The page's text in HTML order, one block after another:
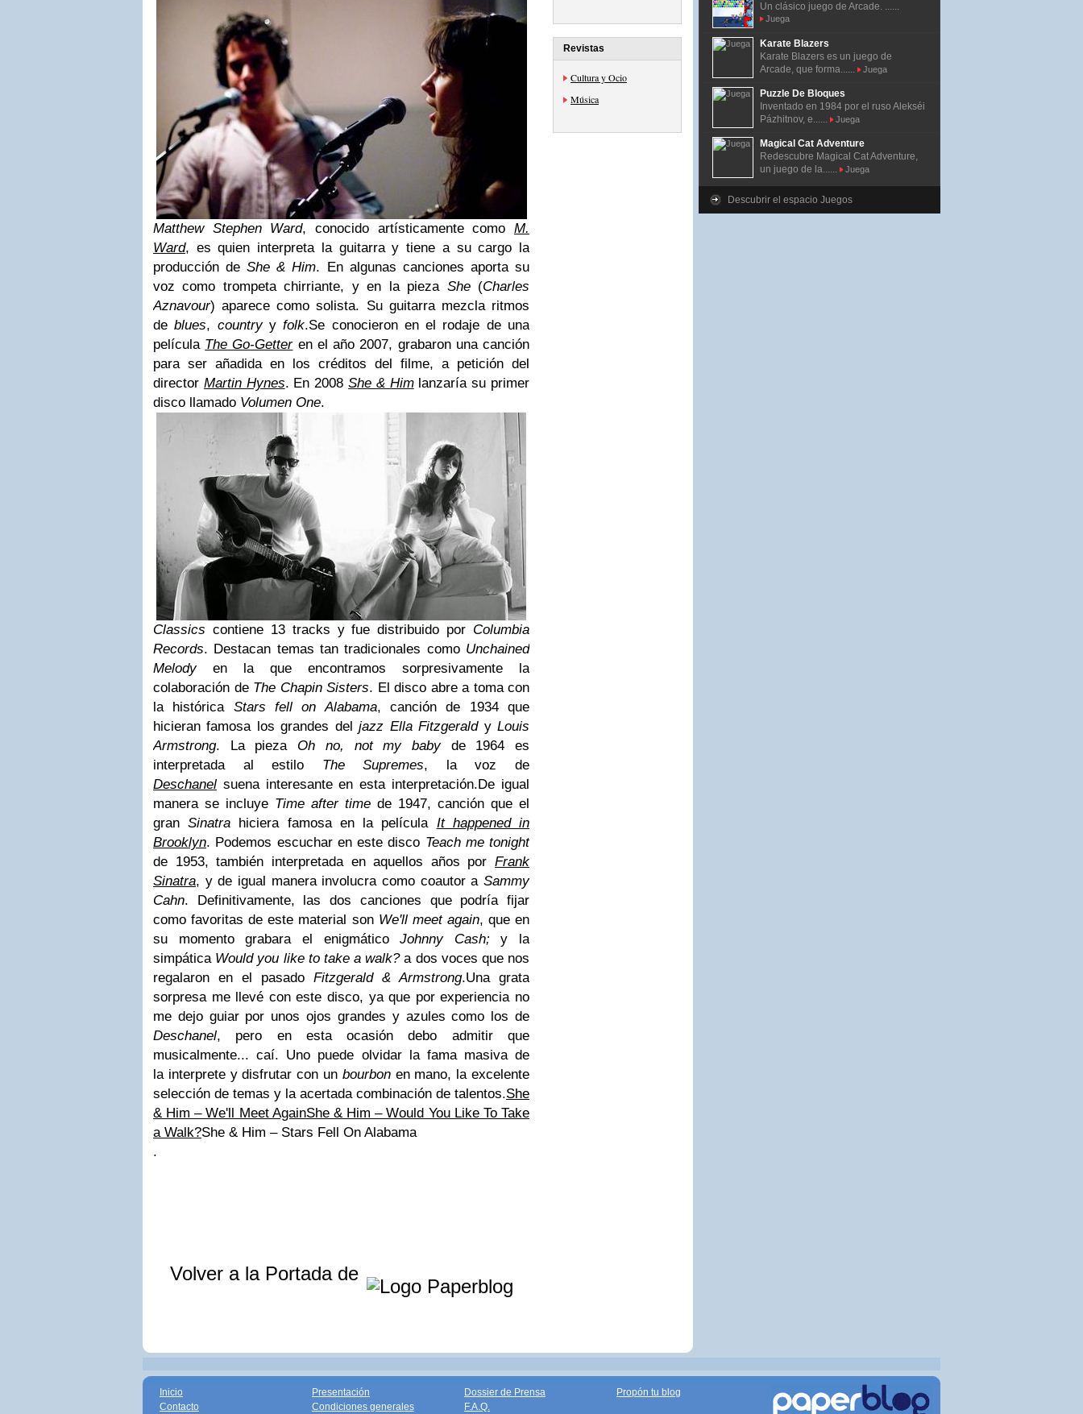
Matthew Stephen Ward, conocido artísticamente comoM.
Ward, es quien interpreta la guitarra y tiene a su cargo la
producción deShe & Him. En algunas canciones aporta su
voz como trompeta chirriante, y en la pieza She (Charles
Aznavour) aparece como solista. Su guitarra mezcla ritmos
deblues, countryyfolk.Se conocieron en el rodaje de una
película The Go-Getteren el año 2007, grabaron una canción
para ser añadida en los créditos del filme, a petición del
director Martin Hynes. En 2008She & Himlanzaría su primer
disco llamado Volumen One.
Classics contiene 13 tracks y fue distribuido por Columbia
Records. Destacan temas tan tradicionales como Unchained
Melodyen la que encontramos sorpresivamente la
colaboración de The Chapin Sisters. El disco abre a toma con
la histórica Stars fell on Alabama, canción de 1934 que
hicieran famosa los grandes deljazz Ella FitzgeraldyLouis
Armstrong. La pieza Oh no, not my babyde 1964 es
interpretada al estilo The Supremes, la voz de
Deschanel suena interesante en esta interpretación.De igual
manera se incluye Time after time de 1947, canción que el
granSinatra hiciera famosa en la película It happened in
Brooklyn. Podemos escuchar en este disco Teach me tonight
de 1953, también interpretada en aquellos años por Frank
Sinatra, y de igual manera involucra como coautor a Sammy
Cahn. Definitivamente, las dos canciones que podría fijar
como favoritas de este material son We'll meet again, que en
su momento grabara el enigmáticoJohnny Cash; y la
simpática Would you like to take a walk?a dos voces que nos
regalaron en el pasado Fitzgerald & Armstrong.Una grata
sorpresa me llevé con este disco, ya que por experiencia no
me dejo guiar por unos ojos grandes y azules como los de
Deschanel, pero en esta ocasión debo admitir que
musicalmente... caí. Uno puede olvidar la fama masiva de
la interprete y disfrutar con un bourbonen mano, la excelente
selección de temas y la acertada combinación de talentos.She
& Him – We'll Meet AgainShe & Him – Would You Like To Take
a Walk?She & Him – Stars Fell On Alabama
.
Volver a la Portada de
Revistas
Cultura y Ocio
Música
Un clásico juego de Arcade. ......
Juega
Karate Blazers
Karate Blazers es un juego de
Arcade, que forma......
Juega
Puzzle De Bloques
Inventado en 1984 por el ruso Alekséi
Pázhitnov, e......
Juega
Magical Cat Adventure
Redescubre Magical Cat Adventure,
un juego de la......
Juega
Descubrir el espacio Juegos
Inicio
Contacto
Presentación
Condiciones generales
Dossier de Prensa
F.A.Q.
Propón tu blog